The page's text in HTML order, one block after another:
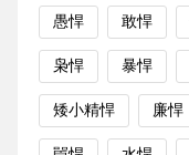
愚悍 敢悍
枭悍 暴悍
矮小精悍 廉悍